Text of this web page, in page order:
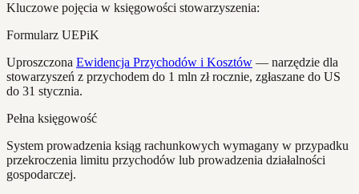
Kluczowe pojęcia w księgowości stowarzyszenia:
Formularz UEPiK
Uproszczona Ewidencja Przychodów i Kosztów — narzędzie dla
stowarzyszeń z przychodem do 1 mln zł rocznie, zgłaszane do US
do 31 stycznia.
Pełna księgowość
System prowadzenia ksiąg rachunkowych wymagany w przypadku
przekroczenia limitu przychodów lub prowadzenia działalności
gospodarczej.